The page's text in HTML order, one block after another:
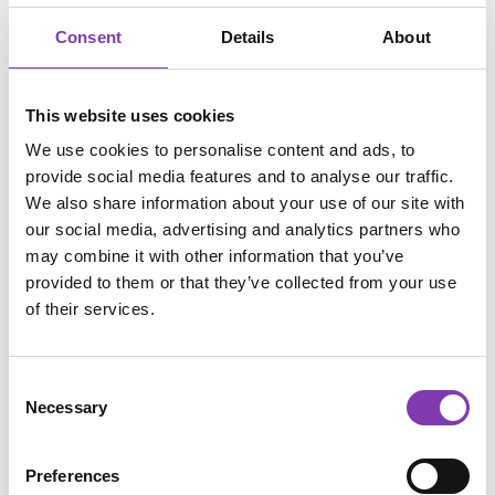
Consent Details About
This website uses cookies
We use cookies to personalise content and ads, to
provide social media features and to analyse our traffic.
We also share information about your use of our site with
our social media, advertising and analytics partners who
may combine it with other information that you’ve
provided to them or that they’ve collected from your use
of their services.
Selection
Necessary
Preferences
gewahrt, wenn Sie die Waren vor Ablauf der Frist von
vierzehn Tagen absenden.
der Waren.
Sie müssen für einen etwaigen Wertverlust der Waren nur
aufkommen, wenn dieser Wertverlust auf einen zur
Prüfung der Beschaffenheit, Eigenschaften und
Funktionsweise der Waren nicht notwendigen Umgang
mit ihnen zurückzuführen ist.
B. Widerrufsformular
Wenn Sie den Vertrag widerrufen wollen, dann füllen Sie